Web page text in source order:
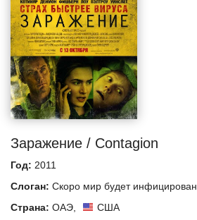
Заражение / Contagion
Год: 2011
Слоган: Скоро мир будет инфицирован
Страна: ОАЭ
США